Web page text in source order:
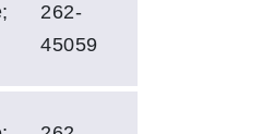
262-
45059